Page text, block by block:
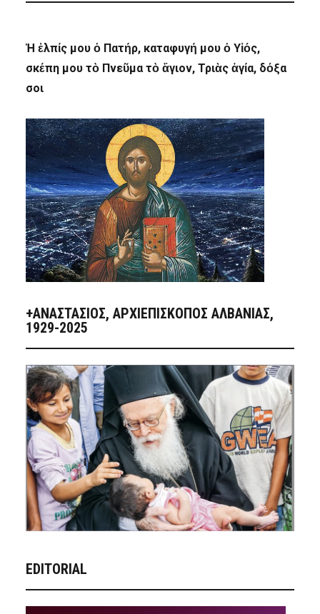
Ἡ ἐλπίς μου ὁ Πατήρ, καταφυγή μου ὁ Υἱός,
σκέπη μου τὸ Πνεῦμα τὸ ἅγιον, Τριὰς ἁγία, δόξα
σοι
+ΑΝΑΣΤΆΣΙΟΣ, ΑΡΧΙΕΠΊΣΚΟΠΟΣ ΑΛΒΑΝΊΑΣ,
1929-2025
EDITORIAL